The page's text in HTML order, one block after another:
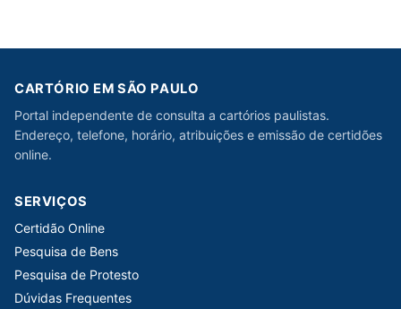
CARTÓRIO EM SÃO PAULO
Portal independente de consulta a cartórios paulistas.
Endereço, telefone, horário, atribuições e emissão de certidões
online.
SERVIÇOS
Certidão Online
Pesquisa de Bens
Pesquisa de Protesto
Dúvidas Frequentes